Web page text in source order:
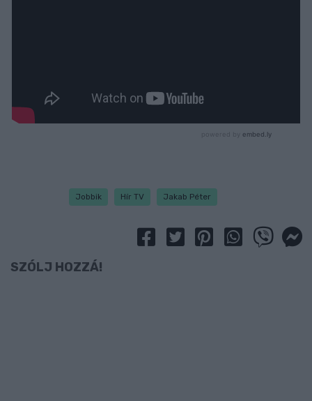
Jobbik Hír TV Jakab Péter
SZÓLJ HOZZÁ!